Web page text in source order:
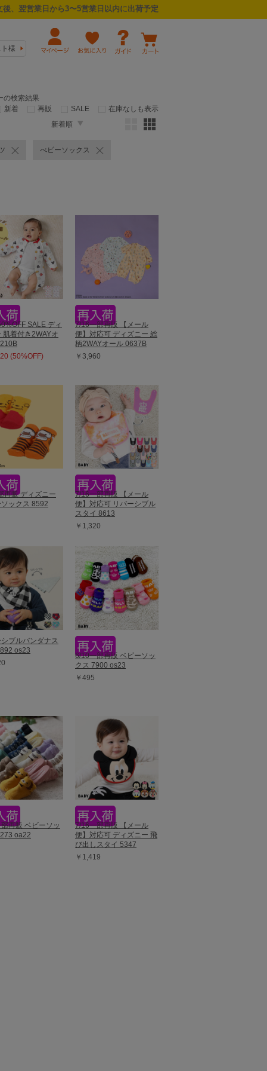
、翌営業日から3〜5営業日以内に出荷予定
様
の検索結果
新着
再販 SALE
在庫なしも表示
新着順
べビーソックス
SALE ディ
肌着付き2WAYオ
(50%OFF)
7/16一部再販 【メール
便】対応可 ディズニー 総
柄2WAYオール 0637B
￥3,960
再販 ディズニー
ックス 8592
7/16一部再販 【メール
便】対応可 リバーシブル
スタイ 8613
￥1,320
ブルバンダナス
os23
6/10一部再販 ベビーソッ
クス 7900 os23
￥495
再販 ベビーソッ
oa22
7/16一部再販 【メール
便】対応可 ディズニー 飛
び出しスタイ 5347
￥1,419